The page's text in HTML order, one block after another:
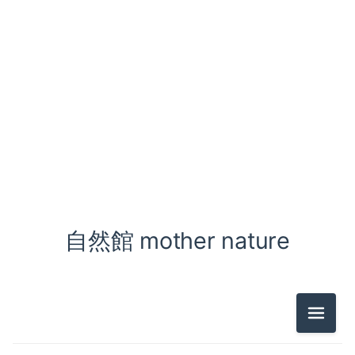
自然館 mother nature
メニュ